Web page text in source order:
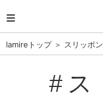
lamireトップ＞ スリッポン
#ス